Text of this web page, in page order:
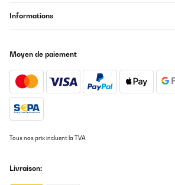
Informations
Moyen de paiement
Tous nos prix incluent la TVA
Livraison: